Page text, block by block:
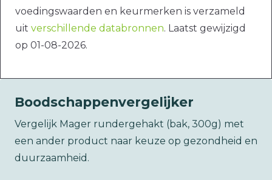
voedingswaarden en keurmerken is verzameld
uit verschillende databronnen. Laatst gewijzigd
op 01-08-2026.
Boodschappenvergelijker
Vergelijk Mager rundergehakt (bak, 300g) met
een ander product naar keuze op gezondheid en
duurzaamheid.